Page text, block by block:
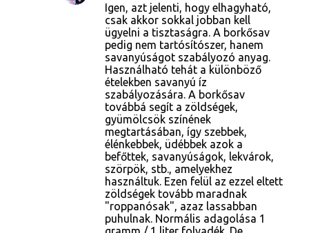
Igen, azt jelenti, hogy elhagyható,
csak akkor sokkal jobban kell
ügyelni a tisztaságra. A borkősav
pedig nem tartósítószer, hanem
savanyúságot szabályozó anyag.
Használható tehát a különböző
ételekben savanyú íz
szabályozására. A borkősav
továbbá segít a zöldségek,
gyümölcsök színének
megtartásában, így szebbek,
élénkebbek, üdébbek azok a
befőttek, savanyúságok, lekvárok,
szörpök, stb., amelyekhez
használtuk. Ezen felül az ezzel eltett
zöldségek tovább maradnak
"roppanósak", azaz lassabban
puhulnak. Normális adagolása 1